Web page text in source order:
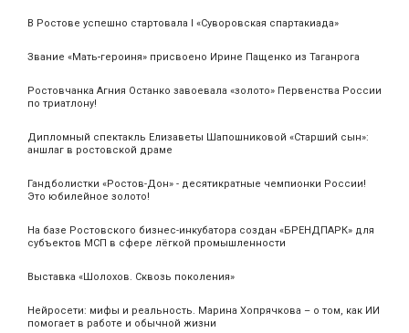
В Ростове успешно стартовала I «Суворовская спартакиада»
Звание «Мать‑героиня» присвоено Ирине Пащенко из Таганрога
Ростовчанка Агния Останко завоевала «золото» Первенства России
по триатлону!
Дипломный спектакль Елизаветы Шапошниковой «Старший сын»:
аншлаг в ростовской драме
Гандболистки «Ростов-Дон» - десятикратные чемпионки России!
Это юбилейное золото!
На базе Ростовского бизнес-инкубатора создан «БРЕНДПАРК» для
субъектов МСП в сфере лёгкой промышленности
Выставка «Шолохов. Сквозь поколения»
Нейросети: мифы и реальность. Марина Хопрячкова – о том, как ИИ
помогает в работе и обычной жизни